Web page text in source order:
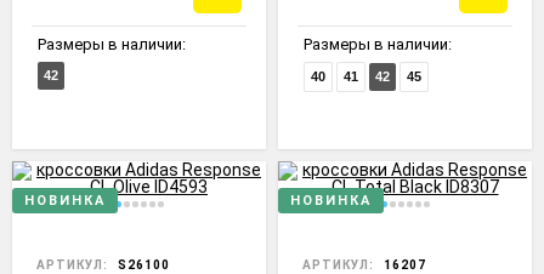
Размеры в наличии:
42
Размеры в наличии:
40 41 42 45
НОВИНКА
АРТИКУЛ: S26100
НОВИНКА
АРТИКУЛ: 16207